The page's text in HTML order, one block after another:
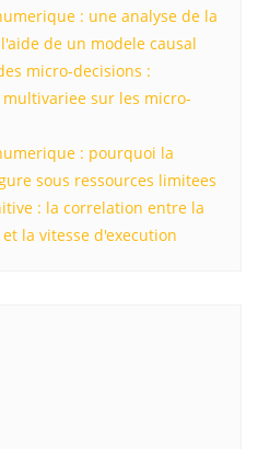
: une analyse de la
de un modele causal
micro-decisions :
sur les micro-
: pourquoi la
sous ressources limitees
: la correlation entre la
la vitesse d'execution